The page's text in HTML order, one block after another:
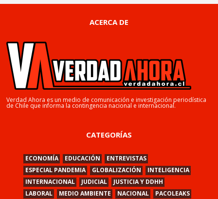
ACERCA DE
Verdad Ahora es un medio de comunicación e investigación periodística
de Chile que informa la contingencia nacional e internacional.
CATEGORÍAS
ECONOMÍA EDUCACIÓN
ENTREVISTAS
ESPECIAL PANDEMIA
GLOBALIZACIÓN
INTELIGENCIA
INTERNACIONAL
JUDICIAL
JUSTICIA Y DDHH
LABORAL
MEDIO AMBIENTE NACIONAL
PACOLEAKS